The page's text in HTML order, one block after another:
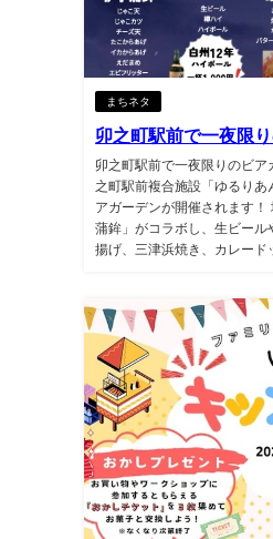
まちネタ
卯之町駅前で一夜限
卯之町駅前で一夜限りのビ
之町駅前複合施設「ゆるり
アガーデンが開催されます
蒲鉾」がコラボし、生ビー
揚げ、三津浜焼き、カレード